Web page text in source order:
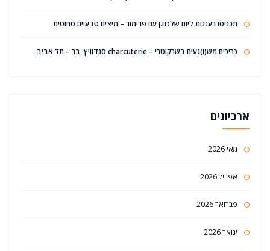
תכניסו רעננות ליום שלכם.ן עם פרימור – מיצים טבעיים סחוטים
כריכים מש(ו)געים בשרקוטרי – charcuterie סנדוויץ' בר – תל אביב
ארכיונים
מאי 2026
אפריל 2026
פברואר 2026
ינואר 2026